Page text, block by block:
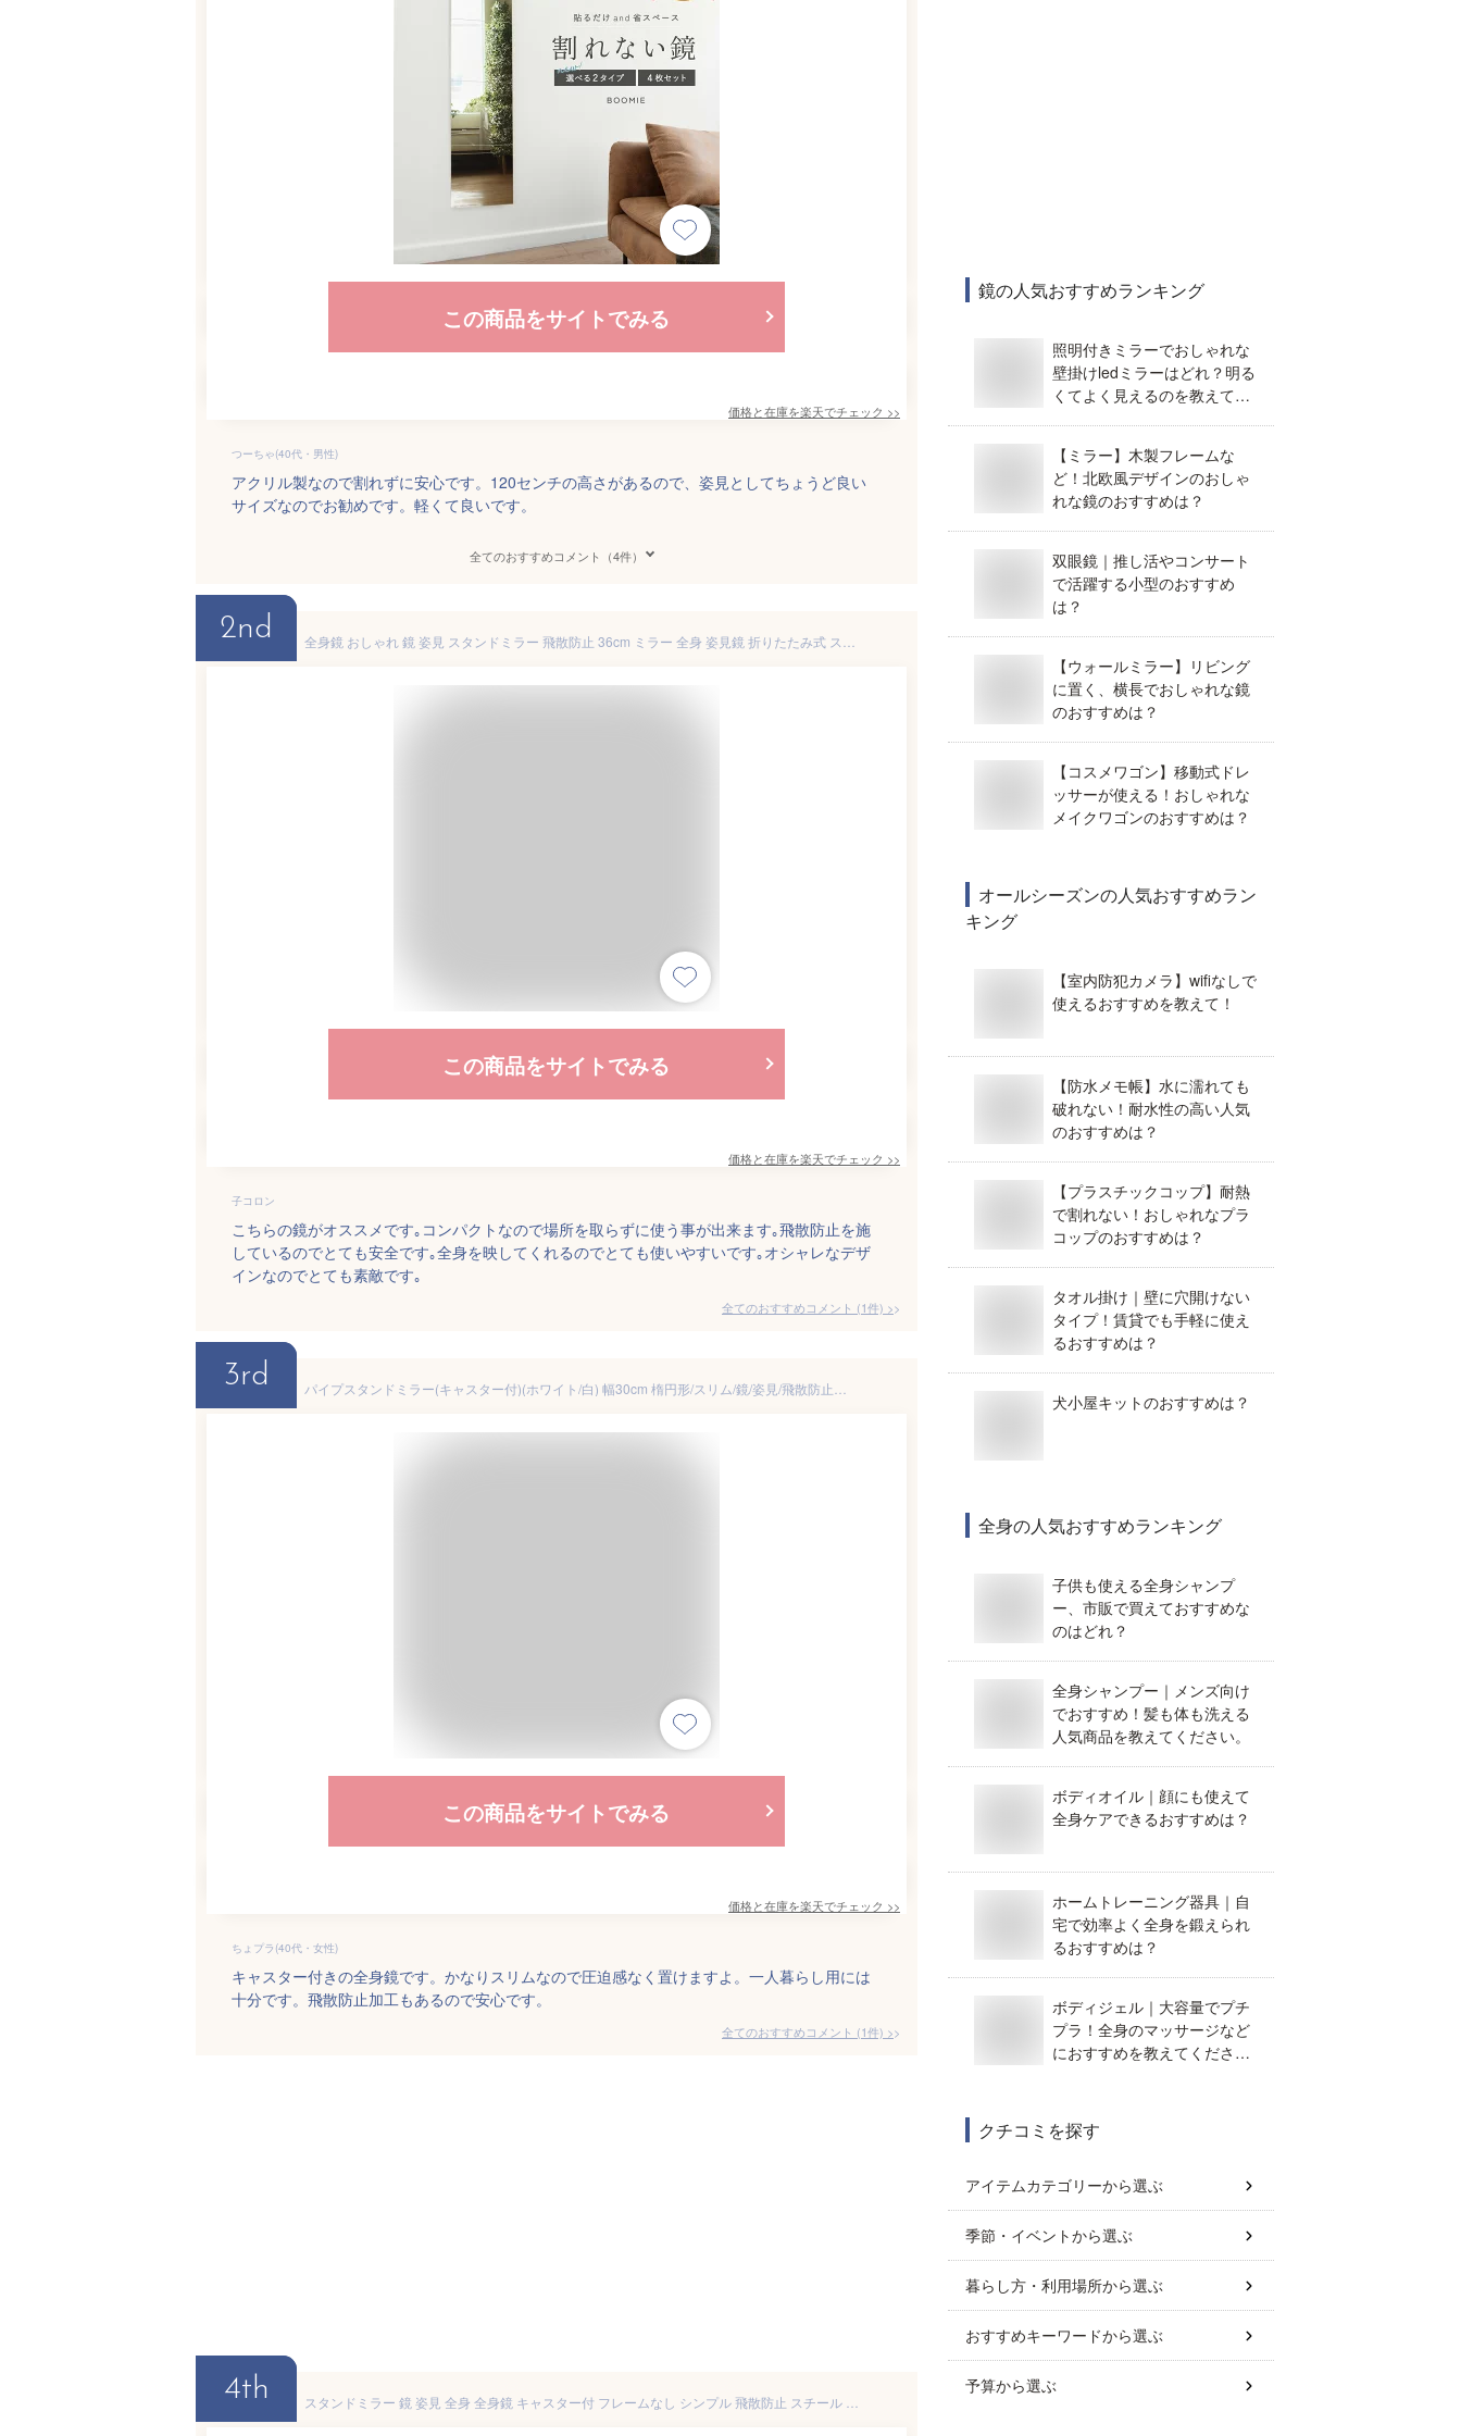
この商品をサイトでみる
価格と在庫を楽天でチェック >>
つーちゃ(40代・男性)
アクリル製なので割れずに安心です。120センチの高さがあるので、姿見としてちょうど良い
サイズなのでお勧めです。軽くて良いです。
全てのおすすめコメント（4件）
2nd
この商品をサイトでみる
価格と在庫を楽天でチェック >>
子コロン
こちらの鏡がオススメです｡コンパクトなので場所を取らずに使う事が出来ます｡飛散防止を施
しているのでとても安全です｡全身を映してくれるのでとても使いやすいです｡オシャレなデザ
インなのでとても素敵です｡
全てのおすすめコメント (1件) >
3rd
この商品をサイトでみる
価格と在庫を楽天でチェック >>
ちょプラ(40代・女性)
キャスター付きの全身鏡です。かなりスリムなので圧迫感なく置けますよ。一人暮らし用には
十分です。飛散防止加工もあるので安心です。
全てのおすすめコメント (1件) >
4th
鏡の人気おすすめランキング
照明付きミラーでおしゃれな
壁掛けledミラーはどれ？明る
くてよく見えるのを教えて欲
【ミラー】木製フレームな
ど！北欧風デザインのおしゃ
れな鏡のおすすめは？
双眼鏡｜推し活やコンサート
で活躍する小型のおすすめ
は？
【ウォールミラー】リビング
に置く、横長でおしゃれな鏡
のおすすめは？
【コスメワゴン】移動式ドレ
ッサーが使える！おしゃれな
メイクワゴンのおすすめは？
オールシーズンの人気おすすめラン
キング
【室内防犯カメラ】wifiなしで
使えるおすすめを教えて！
【防水メモ帳】水に濡れても
破れない！耐水性の高い人気
のおすすめは？
【プラスチックコップ】耐熱
で割れない！おしゃれなプラ
コップのおすすめは？
タオル掛け｜壁に穴開けない
タイプ！賃貸でも手軽に使え
るおすすめは？
犬小屋キットのおすすめは？
全身の人気おすすめランキング
子供も使える全身シャンプ
ー、市販で買えておすすめな
のはどれ？
全身シャンプー｜メンズ向け
でおすすめ！髪も体も洗える
人気商品を教えてください。
ボディオイル｜顔にも使えて
全身ケアできるおすすめは？
ホームトレーニング器具｜自
宅で効率よく全身を鍛えられ
るおすすめは？
ボディジェル｜大容量でプチ
プラ！全身のマッサージなど
におすすめを教えてくださ
クチコミを探す
アイテムカテゴリーから選ぶ
季節・イベントから選ぶ
暮らし方・利用場所から選ぶ
おすすめキーワードから選ぶ
予算から選ぶ